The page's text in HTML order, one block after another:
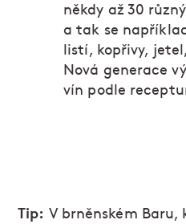
někdy až 30
a tak se
listí, kopřivy,
Nová generace
vín podle
Tip: V brněnském